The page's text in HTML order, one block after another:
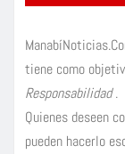
tiene como
Responsabilidad.
Quienes deseen
pueden hacerlo